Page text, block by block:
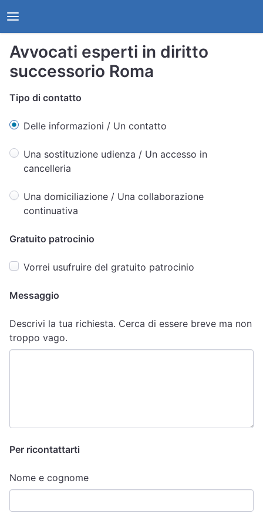
Avvocati esperti in diritto
successorio Roma
Tipo di contatto
Delle informazioni / Un contatto
Una sostituzione udienza / Un accesso in
cancelleria
Una domiciliazione / Una collaborazione
continuativa
Gratuito patrocinio
Vorrei usufruire del gratuito patrocinio
Messaggio
Descrivi la tua richiesta. Cerca di essere breve ma non
troppo vago.
Per ricontattarti
Nome e cognome